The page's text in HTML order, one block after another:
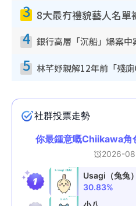
3
4
5